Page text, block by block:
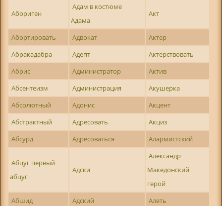
Абориген
Адам в костюме
Адама
Акт
Абортировать Адвокат
Актер
Абракадабра
Адепт
Актерствовать
Абрис
Администратор
Актив
Абсентеизм
Администрация
Акушерка
Абсолютный
Адонис
Акцент
Абстрактный
Адресовать
Акциз
Абсурд
Адресоваться Алармистский
Абцуг первый
абцуг
Адски
Александр
Македонский
герой
Абшид
Адский
Алеть